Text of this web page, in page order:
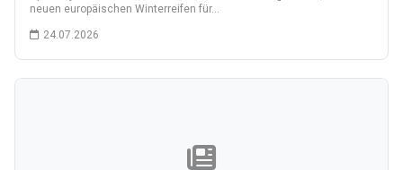
neuen europäischen Winterreifen für…
24.07.2026